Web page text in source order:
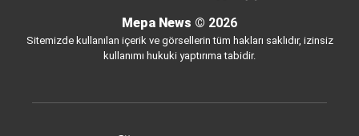
Mepa News © 2026
Sitemizde kullanılan içerik ve görsellerin tüm hakları saklıdır, izinsiz
kullanımı hukuki yaptırıma tabidir.